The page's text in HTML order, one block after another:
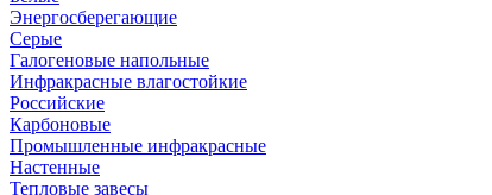
Энергосберегающие
Серые
Галогеновые напольные
Инфракрасные влагостойкие
Российские
Карбоновые
Промышленные инфракрасные
Настенные
Тепловые завесы